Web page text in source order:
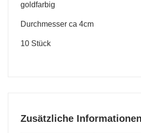
goldfarbig
Durchmesser ca 4cm
10 Stück
Zusätzliche Informationen